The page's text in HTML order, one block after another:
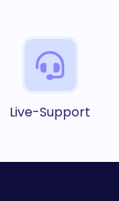
Live-Support